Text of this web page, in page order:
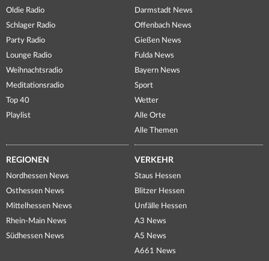
Oldie Radio
Schlager Radio
Party Radio
Lounge Radio
Weihnachtsradio
Meditationsradio
Top 40
Playlist
Darmstadt News
Offenbach News
Gießen News
Fulda News
Bayern News
Sport
Wetter
Alle Orte
Alle Themen
REGIONEN
Nordhessen News
Osthessen News
Mittelhessen News
Rhein-Main News
Südhessen News
VERKEHR
Staus Hessen
Blitzer Hessen
Unfälle Hessen
A3 News
A5 News
A661 News